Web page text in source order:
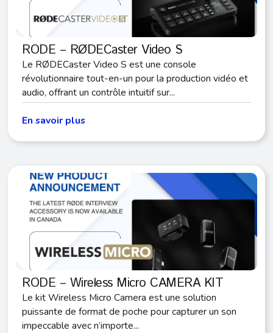
RODE – RØDECaster Video S
Le RØDECaster Video S est une console
révolutionnaire tout-en-un pour la production vidéo et
audio, offrant un contrôle intuitif sur...
En savoir plus
RODE – Wireless Micro CAMERA KIT
Le kit Wireless Micro Camera est une solution
puissante de format de poche pour capturer un son
impeccable avec n’importe...